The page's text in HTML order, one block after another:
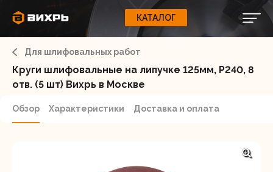
КАТАЛОГ
КАТАЛОГ
Вход Регистрация
О бренде
Блог
Свернуть
ЭЛЕКТРОИНСТРУМЕНТЫ
ИНСТРУМЕНТ
Для шлифовальных работ
Круги шлифовальные на липучке 125мм, P240, 8
отв. (5 шт) Вихрь в Москве
Обзор Характеристики Доставка и оплата
ВАШ ЗАКАЗ
Корзина